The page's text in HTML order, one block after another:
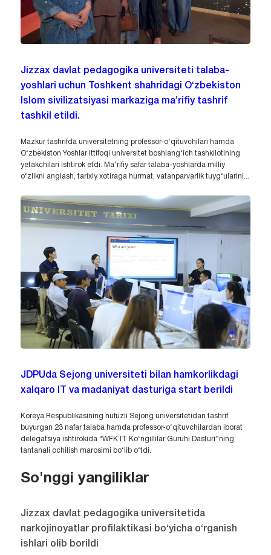
Jizzax davlat pedagogika universiteti talaba-
yoshlari uchun Toshkent shahridagi O‘zbekiston
Islom sivilizatsiyasi markaziga ma’rifiy tashrif
tashkil etildi.
Mazkur tashrifda universitetning professor-o‘qituvchilari hamda
O‘zbekiston Yoshlar ittifoqi universitet boshlang‘ich tashkilotining
yetakchilari ishtirok etdi. Ma’rifiy safar talaba-yoshlarda milliy
o‘zlikni anglash, tarixiy xotiraga hurmat, vatanparvarlik tuyg‘ularini...
JDPUda Sejong universiteti bilan hamkorlikdagi
xalqaro IT va madaniyat dasturiga start berildi
Koreya Respublikasining nufuzli Sejong universitetidan tashrif
buyurgan 23 nafar talaba hamda professor-o‘qituvchilardan iborat
delegatsiya ishtirokida “WFK IT Ko‘ngillilar Guruhi Dasturi”ning
tantanali ochilish marosimi bo‘lib o‘tdi.
So'nggi yangiliklar
Jizzax davlat pedagogika universitetida
narkojinoyatlar profilaktikasi bo‘yicha o‘rganish
ishlari olib borildi